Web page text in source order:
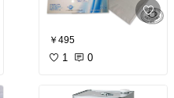
￥495
1 0